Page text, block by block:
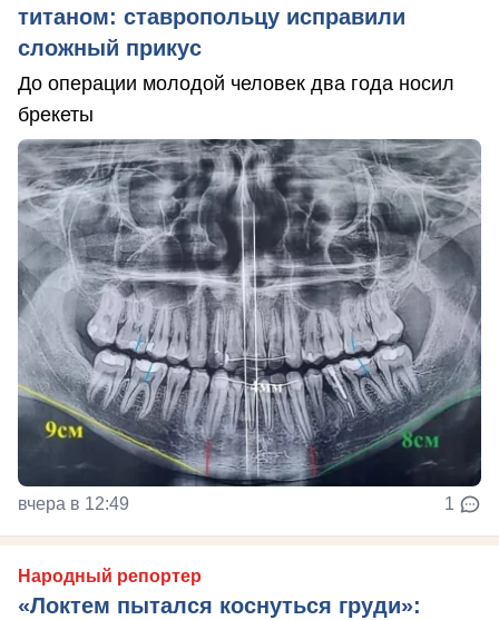
титаном: ставропольцу исправили
сложный прикус
До операции молодой человек два года носил
брекеты
вчера в 12:49 1
Народный репортер
«Локтем пытался коснуться груди»: